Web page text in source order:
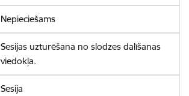
Nepieciešams
Sesijas uzturēšana no slodzes dalīšanas
viedokļa.
Sesija